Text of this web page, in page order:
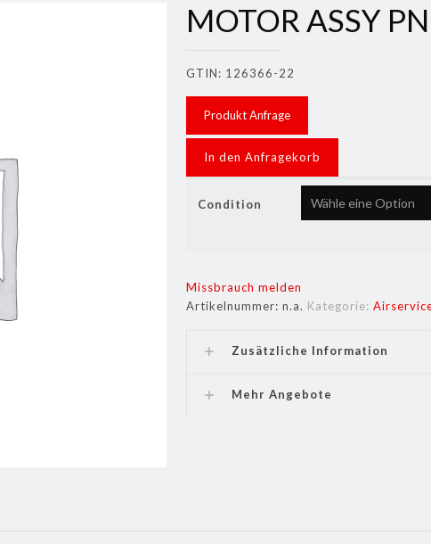
MOTOR ASSY
GTIN: 126366-22
Produkt Anfrage
In den Anfragekorb
Condition
Missbrauch melden
Artikelnummer:n.a. Kategorie:
Zusätzliche Information
Mehr Angebote